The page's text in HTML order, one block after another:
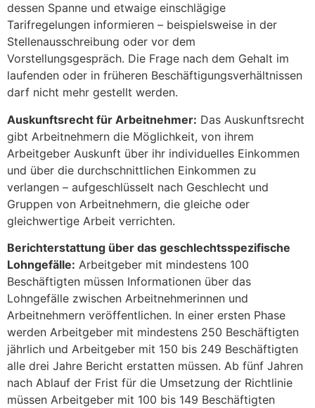
dessen Spanne und etwaige einschlägige
Tarifregelungen informieren – beispielsweise in der
Stellenausschreibung oder vor dem
Vorstellungsgespräch. Die Frage nach dem Gehalt im
laufenden oder in früheren Beschäftigungsverhältnissen
darf nicht mehr gestellt werden.
Auskunftsrecht für Arbeitnehmer: Das Auskunftsrecht
gibt Arbeitnehmern die Möglichkeit, von ihrem
Arbeitgeber Auskunft über ihr individuelles Einkommen
und über die durchschnittlichen Einkommen zu
verlangen – aufgeschlüsselt nach Geschlecht und
Gruppen von Arbeitnehmern, die gleiche oder
gleichwertige Arbeit verrichten.
Berichterstattung über das geschlechtsspezifische
Lohngefälle: Arbeitgeber mit mindestens 100
Beschäftigten müssen Informationen über das
Lohngefälle zwischen Arbeitnehmerinnen und
Arbeitnehmern veröffentlichen. In einer ersten Phase
werden Arbeitgeber mit mindestens 250 Beschäftigten
jährlich und Arbeitgeber mit 150 bis 249 Beschäftigten
alle drei Jahre Bericht erstatten müssen. Ab fünf Jahren
nach Ablauf der Frist für die Umsetzung der Richtlinie
müssen Arbeitgeber mit 100 bis 149 Beschäftigten